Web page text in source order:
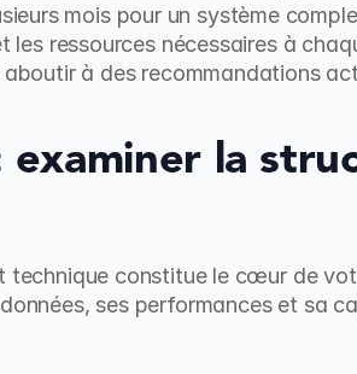
mois pour un système
les ressources nécessaires à
à des recommandations
la
constitue le cœur de
ses performances et sa